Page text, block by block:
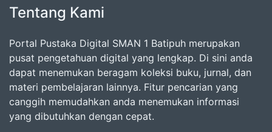
Tentang Kami
Portal Pustaka Digital SMAN 1 Batipuh merupakan
pusat pengetahuan digital yang lengkap. Di sini anda
dapat menemukan beragam koleksi buku, jurnal, dan
materi pembelajaran lainnya. Fitur pencarian yang
canggih memudahkan anda menemukan informasi
yang dibutuhkan dengan cepat.